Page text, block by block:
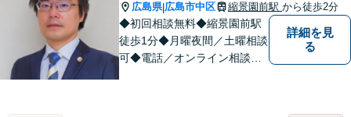
広島県|広島市中区 縮景園前駅 から徒歩2分
◆初回相談無料◆縮景園前駅
徒歩1分◆月曜夜間／土曜相談
可◆電話／オンライン相談可
詳細を見
る